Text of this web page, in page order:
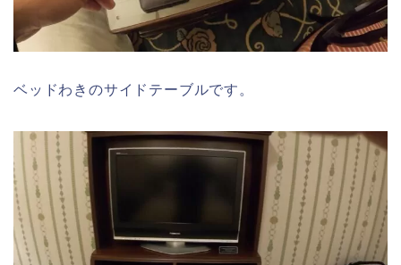
ベッドわきのサイドテーブルです。